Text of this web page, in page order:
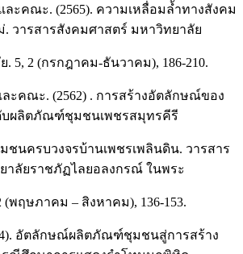
ะคณะ. (2565). ความเหลื่อมล้ำทางสังคม
วารสารสังคมศาสตร์ มหาวิทยาลัย
5, 2 (กรกฎาคม-ธันวาคม), 186-210.
ะคณะ. (2562) . การสร้างอัตลักษณ์ของ
ผลิตภัณฑ์ชุมชนเพชรสมุทรคีรี
ชนครบวงจรบ้านเพชรเพลินดิน. วารสาร
ลัยราชภัฏไลยอลงกรณ์ ในพระ
พฤษภาคม – สิงหาคม), 136-153.
อัตลักษณ์ผลิตภัณฑ์ชุมชนสู่การสร้าง